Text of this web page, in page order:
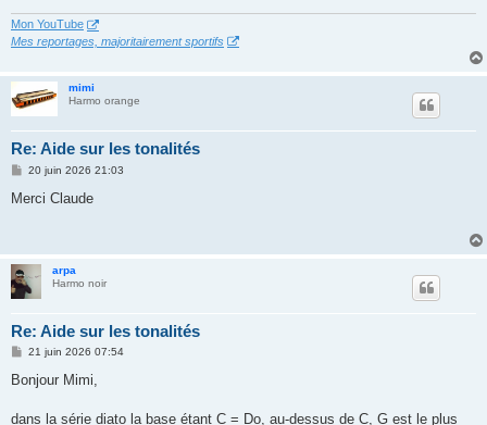
Mon YouTube
Mes reportages, majoritairement sportifs
mimi
Harmo orange
Re: Aide sur les tonalités
M
s
20 juin 2026 21:03
Merci Claude
arpa
Harmo noir
Re: Aide sur les tonalités
M
s
g
21 juin 2026 07:54
Bonjour Mimi,
dans la série diato la base étant C = Do, au-dessus de C, G est le plus